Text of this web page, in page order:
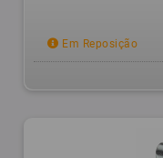
Em Reposição